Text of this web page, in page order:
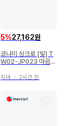
5%27,162원
코나미 싱크로 [빛] T
W02-JP023 마굉신
지바 ・ 2시간 전